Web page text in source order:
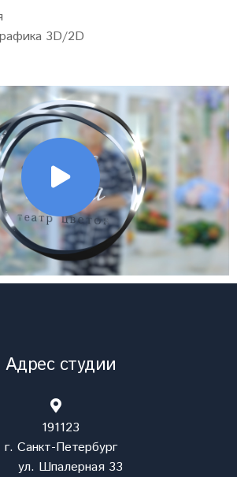
3D/2D
Адрес студии
191123
г. Санкт-Петербург
ул. Шпалерная 33